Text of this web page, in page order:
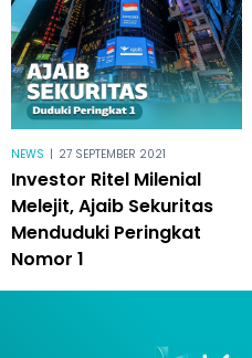
NEWS | 27 SEPTEMBER 2021
Investor Ritel Milenial
Melejit, Ajaib Sekuritas
Menduduki Peringkat
Nomor 1